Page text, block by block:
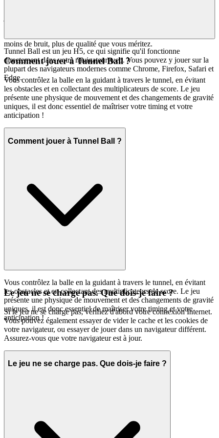
moins de bruit, plus de qualité que vous méritez.
Tunnel Ball est un jeu H5, ce qui signifie qu'il fonctionne
directement dans votre navigateur web. Vous pouvez y jouer sur la
plupart des navigateurs modernes comme Chrome, Firefox, Safari et
Edge.
Comment jouer à Tunnel Ball ?
Vous contrôlez la balle en la guidant à travers le tunnel, en évitant
les obstacles et en collectant des multiplicateurs de score. Le jeu
présente une physique de mouvement et des changements de gravité
uniques, il est donc essentiel de maîtriser votre timing et votre
anticipation !
Comment jouer à Tunnel Ball ?
Vous contrôlez la balle en la guidant à travers le tunnel, en évitant
les obstacles et en collectant des multiplicateurs de score. Le jeu
présente une physique de mouvement et des changements de gravité
uniques, il est donc essentiel de maîtriser votre timing et votre
anticipation !
Le jeu ne se charge pas. Que dois-je faire ?
Si le jeu ne se charge pas, vérifiez d'abord votre connexion Internet.
Vous pouvez également essayer de vider le cache et les cookies de
votre navigateur, ou essayer de jouer dans un navigateur différent.
Assurez-vous que votre navigateur est à jour.
Le jeu ne se charge pas. Que dois-je faire ?